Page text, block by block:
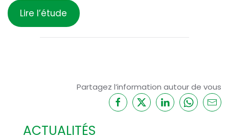
Lire l’étude
Partagez l’information autour de vous
ACTUALITÉS